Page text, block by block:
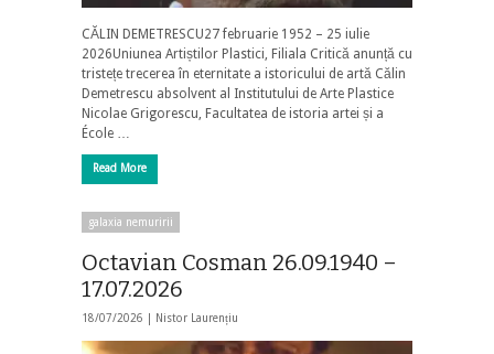
CĂLIN DEMETRESCU27 februarie 1952 – 25 iulie
2026Uniunea Artiștilor Plastici, Filiala Critică anunță cu
tristețe trecerea în eternitate a istoricului de artă Călin
Demetrescu absolvent al Institutului de Arte Plastice
Nicolae Grigorescu, Facultatea de istoria artei și a
École …
Read More
galaxia nemuririi
Octavian Cosman 26.09.1940 –
17.07.2026
18/07/2026 | Nistor Laurențiu